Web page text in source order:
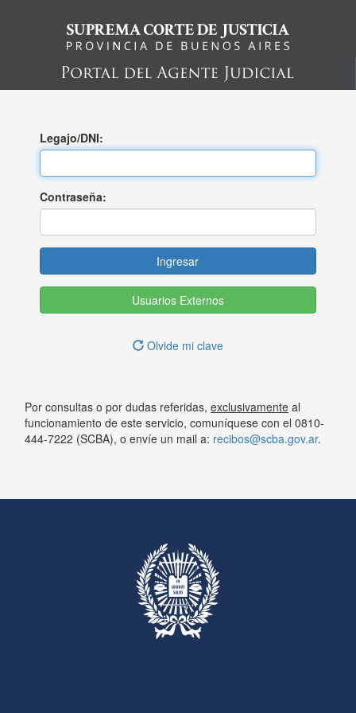
Legajo/DNI:
Contraseña:
Usuarios Externos
Olvide mi clave
Por consultas o por dudas referidas, exclusivamente al
funcionamiento de este servicio, comuníquese con el 0810-
444-7222 (SCBA), o envíe un mail a: recibos@scba.gov.ar.